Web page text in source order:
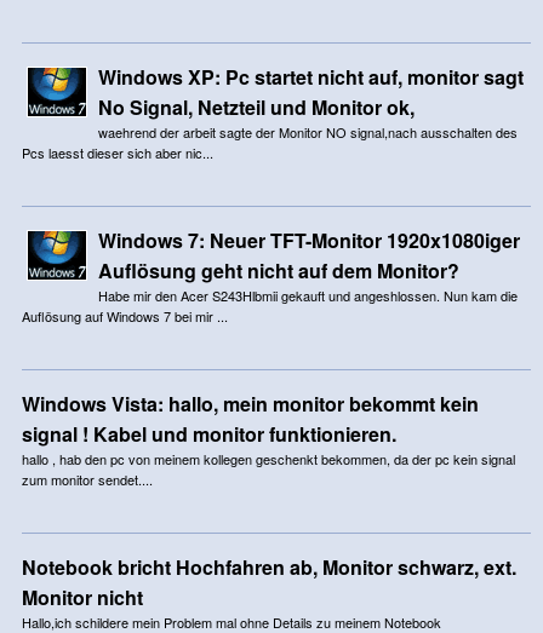
Windows XP: Pc startet nicht auf, monitor sagt
No Signal, Netzteil und Monitor ok,
waehrend der arbeit sagte der Monitor NO signal,nach ausschalten des
Pcs laesst dieser sich aber nic...
Windows 7: Neuer TFT-Monitor 1920x1080iger
Auflösung geht nicht auf dem Monitor?
Habe mir den Acer S243Hlbmii gekauft und angeshlossen. Nun kam die
Auflösung auf Windows 7 bei mir ...
Windows Vista: hallo, mein monitor bekommt kein
signal ! Kabel und monitor funktionieren.
hallo , hab den pc von meinem kollegen geschenkt bekommen, da der pc kein signal
zum monitor sendet....
Notebook bricht Hochfahren ab, Monitor schwarz, ext.
Monitor nicht
Hallo,ich schildere mein Problem mal ohne Details zu meinem Notebook